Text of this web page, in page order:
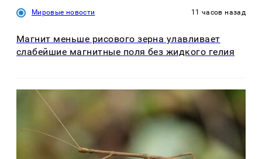
Мировые новости 11 часов назад
Магнит меньше рисового зерна улавливает
слабейшие магнитные поля без жидкого гелия